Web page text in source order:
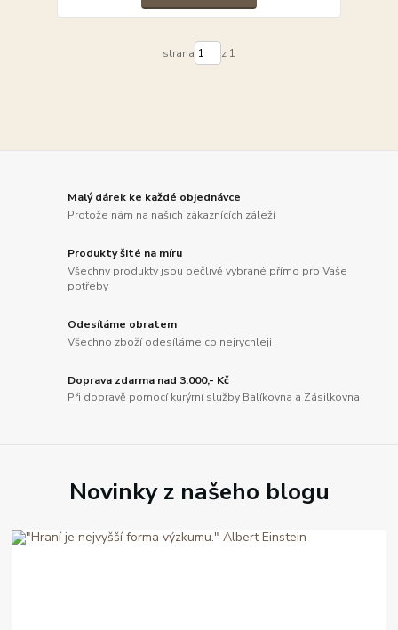
strana z 1
Malý dárek ke každé objednávce
Protože nám na našich zákaznících záleží
Produkty šité na míru
Všechny produkty jsou pečlivě vybrané přímo pro Vaše
potřeby
Odesíláme obratem
Všechno zboží odesíláme co nejrychleji
Doprava zdarma nad 3.000,- Kč
Při dopravě pomocí kurýrní služby Balíkovna a Zásilkovna
Novinky z našeho blogu